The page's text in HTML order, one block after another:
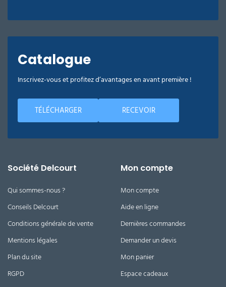
Catalogue
Inscrivez-vous et profitez d’avantages en avant première !
TÉLÉCHARGER RECEVOIR
Société Delcourt
Qui sommes-nous ?
Conseils Delcourt
Conditions générale de vente
Mentions légales
Plan du site
RGPD
Mon compte
Mon compte
Aide en ligne
Dernières commandes
Demander un devis
Mon panier
Espace cadeaux